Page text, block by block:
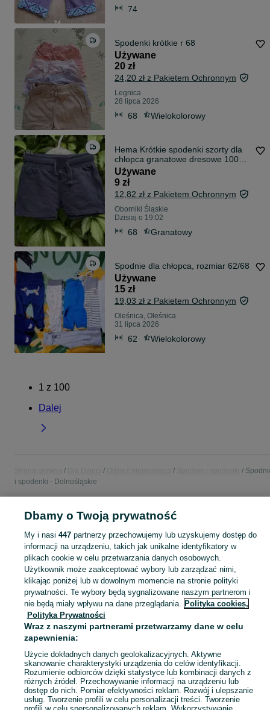
74
Spodenki krótkie r 68
Używane
20 zł
24,20 zł z Pakietem Ochronnym
Legnica
28 lipca 2026
68 Wielokolorowy
Hema Krótkie spodenki szorty dla
chłopca granatowe dresowe 100%
bawełna 68
Używane
9 zł
12,82 zł z Pakietem Ochronnym
Oborniki Śląskie
Dzisiaj o 19:02
68 Granatowy
Spodnie dla chłopca, rozmiar 62/68
Używane
15 zł
19,03 zł z Pakietem Ochronnym
Oleśnica, Oleśnica
31 lipca 2026
62 Wielokolorowy
1 z 100
Dalej
i spodenki - Dolnośląskie
POLSKA » DOLNOŚLĄSKIE
KATEGORIA
ubranko do chrztu dla chłopca , ubranko do chrztu dla dziewczynki ubranko
Zobacz
Mapa kategorii
Mapa miejscowości
Mapa ministron
Popularne wyszukiwania
Dbamy o Twoją prywatność
My i nasi 447partnerzy przechowujemy lub uzyskujemy dostęp do
informacji na urządzeniu, takich jak unikalne identyfikatory w
plikach cookie w celu przetwarzania danych osobowych.
Użytkownik może zaakceptować wybory lub zarządzać nimi,
klikając poniżej lub w dowolnym momencie na stronie polityki
prywatności. Te wybory będą sygnalizowane naszym partnerom i
nie będą miały wpływu na dane przeglądania. Polityka cookies,
Polityka Prywatności
Wraz z naszymi partnerami przetwarzamy dane w celu
zapewnienia:
Użycie dokładnych danych geolokalizacyjnych. Aktywne
skanowanie charakterystyki urządzenia do celów identyfikacji.
Rozumienie odbiorców dzięki statystyce lub kombinacji danych z
różnych źródeł. Przechowywanie informacji na urządzeniu lub
dostęp do nich. Pomiar efektywności reklam. Rozwój i ulepszanie
usług. Tworzenie profili w celu personalizacji treści. Tworzenie